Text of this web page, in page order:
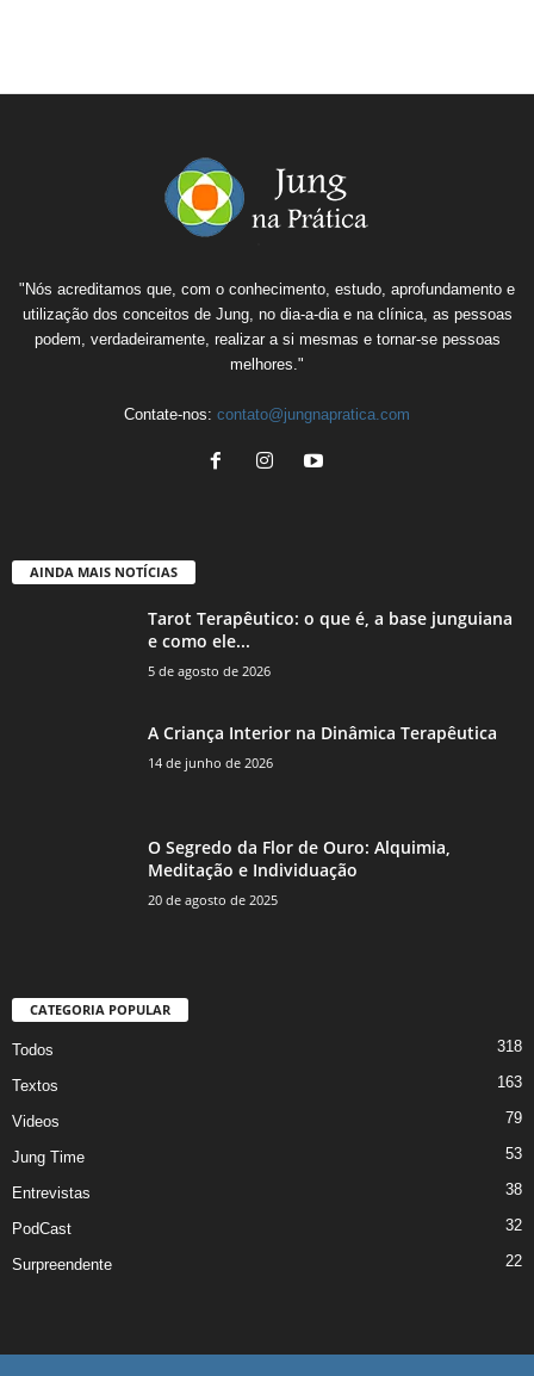
"Nós acreditamos que, com o conhecimento, estudo, aprofundamento e
utilização dos conceitos de Jung, no dia-a-dia e na clínica, as pessoas
podem, verdadeiramente, realizar a si mesmas e tornar-se pessoas
melhores."
Contate-nos: contato@jungnapratica.com
AINDA MAIS NOTÍCIAS
Tarot Terapêutico: o que é, a base junguiana
e como ele...
5 de agosto de 2026
A Criança Interior na Dinâmica Terapêutica
14 de junho de 2026
O Segredo da Flor de Ouro: Alquimia,
Meditação e Individuação
20 de agosto de 2025
CATEGORIA POPULAR
Todos 318
Textos 163
Videos 79
Jung Time 53
Entrevistas 38
PodCast 32
Surpreendente 22